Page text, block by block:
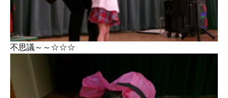
不思議～～☆☆☆